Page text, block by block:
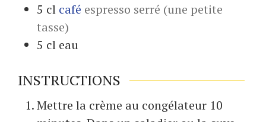
5 cl café espresso serré (une petite
tasse)
5 cl eau
INSTRUCTIONS
Mettre la crème au congélateur 10